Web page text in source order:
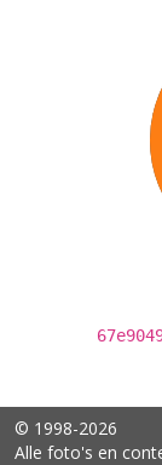
© 1998-2026
Alle foto's en